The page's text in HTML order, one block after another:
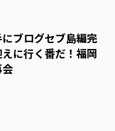
ブログセブ島編完
えに行く番だ！福岡